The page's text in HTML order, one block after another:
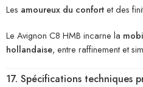
Les amoureux du confortet des
Le Avignon C8 HMB incarne la
hollandaise, entre raffinement et
17. Spécifications techniques